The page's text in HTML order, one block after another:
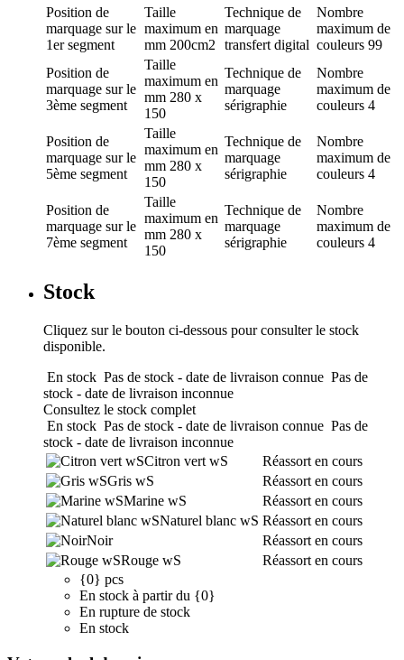
Position de
marquage sur le
1er segment
Taille
maximum en
mm 200cm2
Technique de
marquage
transfert digital
Nombre
maximum de
couleurs 99
Position de
marquage sur le
3ème segment
Taille
maximum en
mm 280 x
150
Technique de
marquage
sérigraphie
Nombre
maximum de
couleurs 4
Position de
marquage sur le
5ème segment
Taille
maximum en
mm 280 x
150
Technique de
marquage
sérigraphie
Nombre
maximum de
couleurs 4
Position de
marquage sur le
7ème segment
Taille
maximum en
mm 280 x
150
Technique de
marquage
sérigraphie
Nombre
maximum de
couleurs 4
Stock
Cliquez sur le bouton ci-dessous pour consulter le stock
disponible.
En stock Pas de stock - date de livraison connue Pas de
stock - date de livraison inconnue
Consultez le stock complet
En stock Pas de stock - date de livraison connue Pas de
stock - date de livraison inconnue
Citron vert wS
Réassort en cours
Gris wS
Réassort en cours
Marine wS
Réassort en cours
Naturel blanc wS Réassort en cours
Noir
Réassort en cours
Rouge wS
Réassort en cours
{0} pcs
En stock à partir du {0}
En rupture de stock
En stock